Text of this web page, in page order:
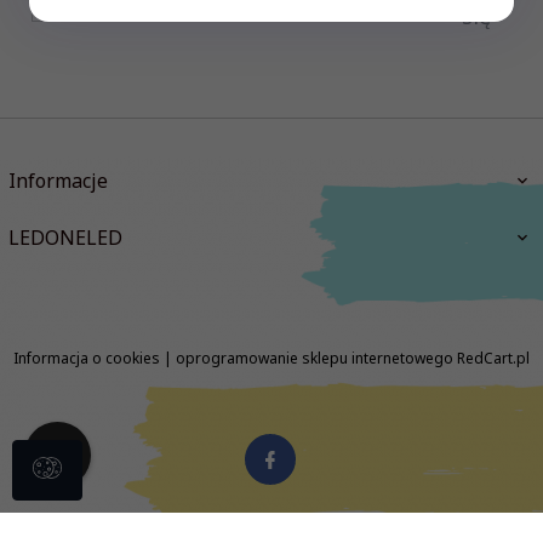
się
Informacje
LEDONELED
biuro@ledoneled.pl
Informacja o cookies | oprogramowanie sklepu internetowego RedCart.pl